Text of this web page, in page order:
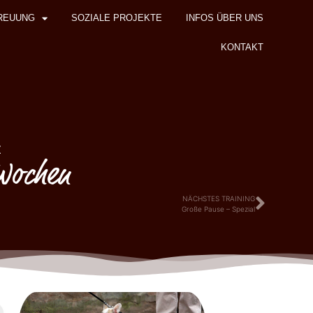
SOZIALE PROJEKTE INFOS ÜBER UNS
KONTAKT
NÄCHSTES TRAINING
Große Pause – Spezial